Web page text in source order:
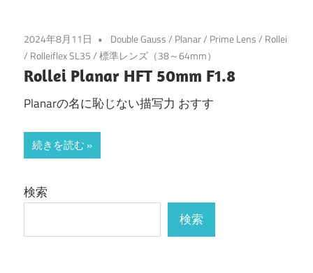
2024年8月11日 Double Gauss/ Planar/ Prime Lens/ Rollei
/ Rolleiflex SL35/標準レンズ（38～64mm）
Rollei Planar HFT 50mm F1.8
Planarの名に恥じない描写力 おすす
続きを読む
検索
検索